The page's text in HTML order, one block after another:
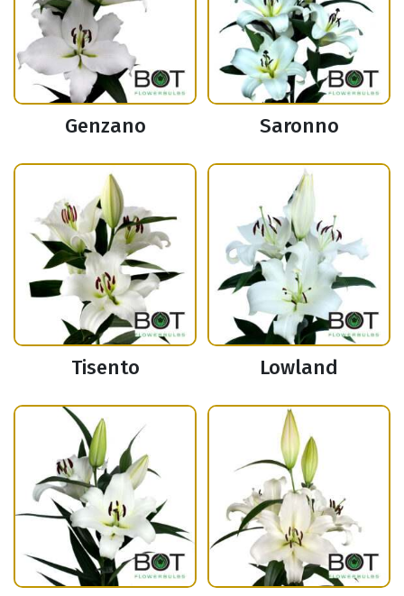
Genzano Saronno
Tisento Lowland